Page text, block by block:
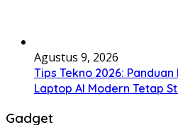
Agustus 9, 2026
Tips Tekno 2026:
Laptop AI Modern Tetap
Gadget